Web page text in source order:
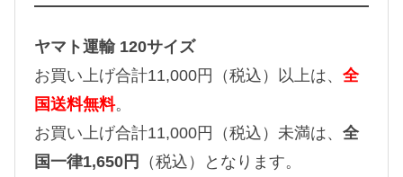
ヤマト運輸 120サイズ
お買い上げ合計11,000円（税込）以上は、 全
国送料無料。
お買い上げ合計11,000円（税込）未満は、 全
国一律1,650円
（税込）となります。